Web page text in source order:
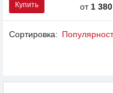
Купить от 1
Сортировка: